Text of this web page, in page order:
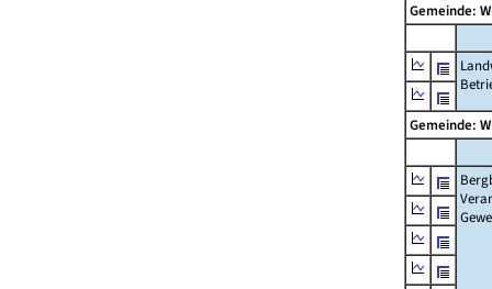
Gemeinde:
Gemeinde: